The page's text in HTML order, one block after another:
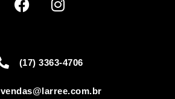
(17) 3363-4706
vendas@larree.com.br